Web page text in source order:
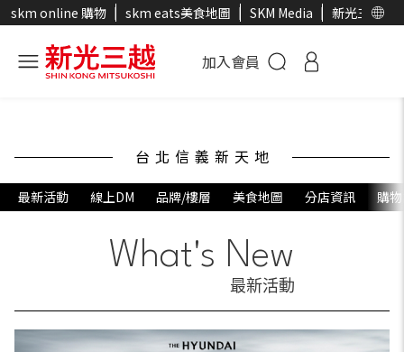
skm online 購物 skm eats美食地圖 SKM Media 新光三越官
加入會員
台北信義新天地
最新活動 線上DM 品牌/樓層 美食地圖 分店資訊 購
What's New
最新活動